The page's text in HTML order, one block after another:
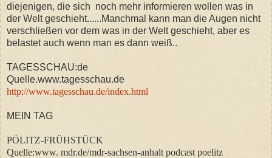
diejenigen, die sich noch mehr informieren wollen was in
der Welt geschieht......Manchmal kann man die Augen nicht
verschließen vor dem was in der Welt geschieht, aber es
belastet auch wenn man es dann weiß..
TAGESSCHAU:de
Quelle.www.tagesschau.de
http://www.tagesschau.de/index.html
MEIN TAG
PÖLITZ-FRÜHSTÜCK
Quelle:www. mdr.de/mdr-sachsen-anhalt podcast poelitz